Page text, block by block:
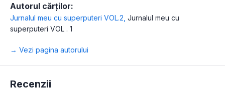
Autorul cărților:
Jurnalul meu cu superputeri VOL.2 Jurnalul meu cu
superputeri VOL . 1
→ Vezi pagina autorului
Recenzii